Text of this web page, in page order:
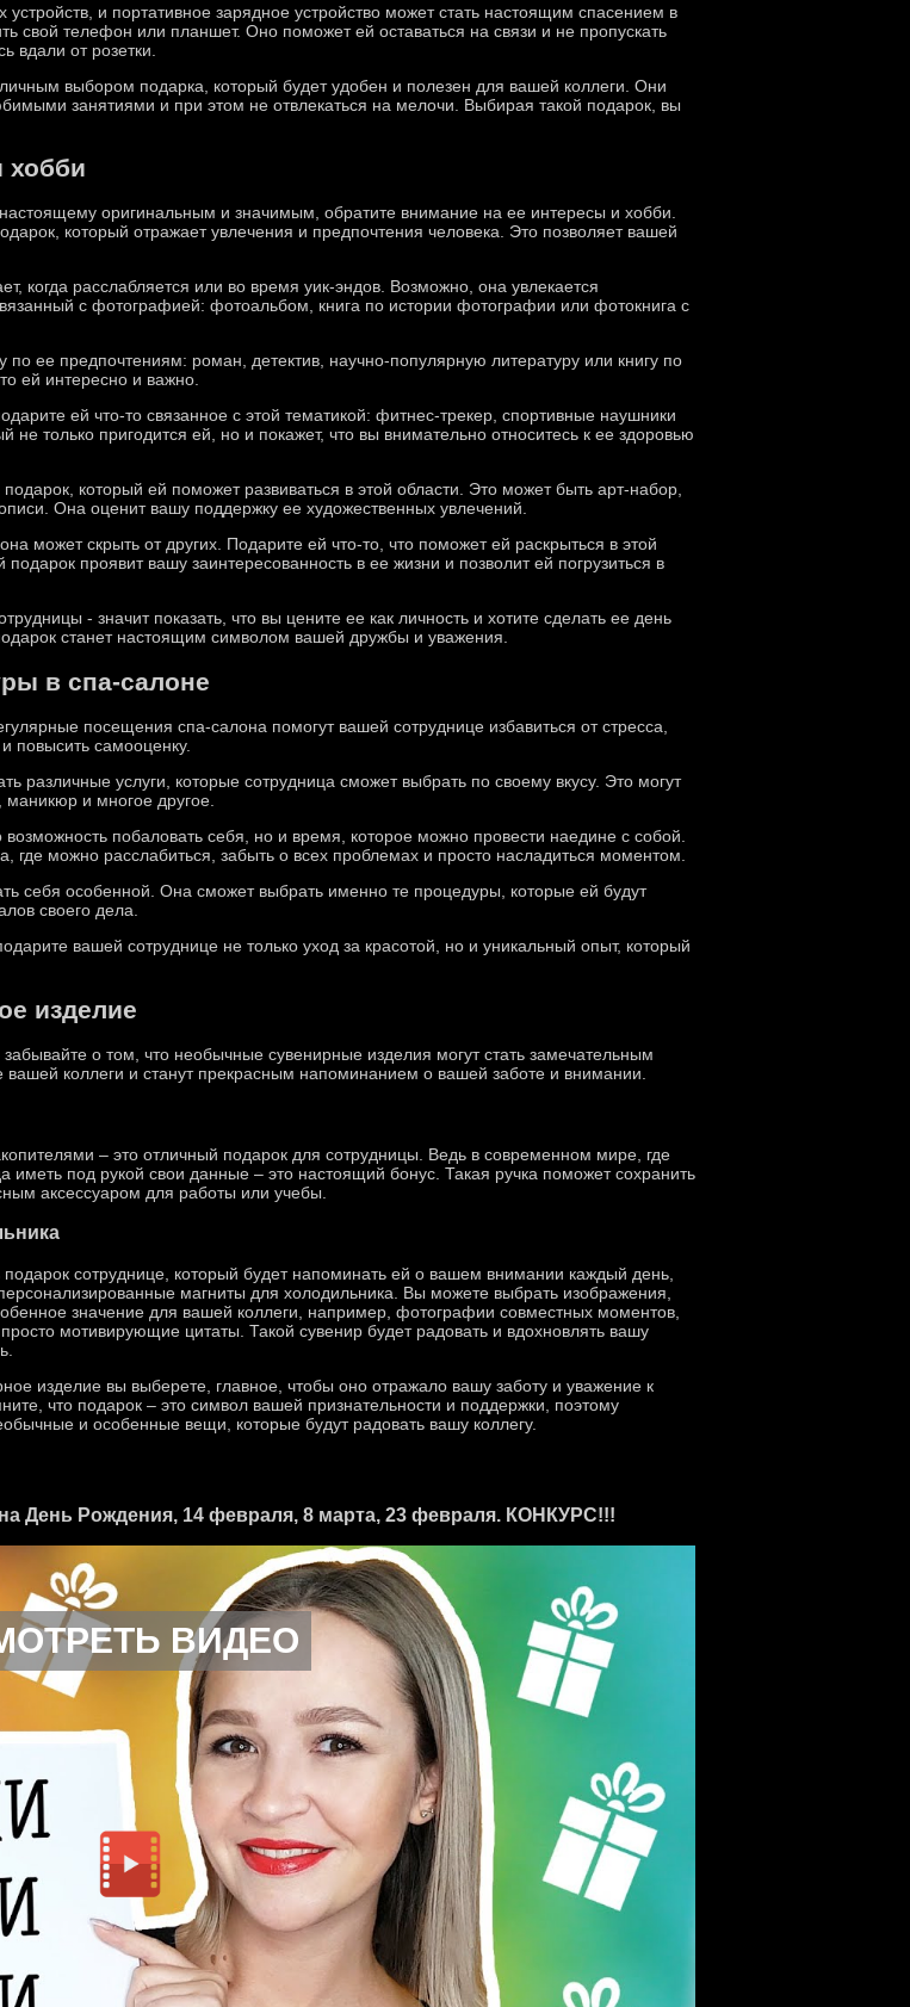
устройств, и портативное зарядное устройство может стать настоящим спасением в
свой телефон или планшет. Оно поможет ей оставаться на связи и не пропускать
вдали от розетки.
выбором подарка, который будет удобен и полезен для вашей коллеги. Они
занятиями и при этом не отвлекаться на мелочи. Выбирая такой подарок, вы
хобби
оригинальным и значимым, обратите внимание на ее интересы и хобби.
который отражает увлечения и предпочтения человека. Это позволяет вашей
когда расслабляется или во время уик-эндов. Возможно, она увлекается
с фотографией: фотоальбом, книга по истории фотографии или фотокнига с
ее предпочтениям: роман, детектив, научно-популярную литературу или книгу по
ей интересно и важно.
ей что-то связанное с этой тематикой: фитнес-трекер, спортивные наушники
только пригодится ей, но и покажет, что вы внимательно относитесь к ее здоровью
который ей поможет развиваться в этой области. Это может быть арт-набор,
Она оценит вашу поддержку ее художественных увлечений.
может скрыть от других. Подарите ей что-то, что поможет ей раскрыться в этой
проявит вашу заинтересованность в ее жизни и позволит ей погрузиться в
- значит показать, что вы цените ее как личность и хотите сделать ее день
станет настоящим символом вашей дружбы и уважения.
в спа-салоне
посещения спа-салона помогут вашей сотруднице избавиться от стресса,
повысить самооценку.
различные услуги, которые сотрудница сможет выбрать по своему вкусу. Это могут
и многое другое.
побаловать себя, но и время, которое можно провести наедине с собой.
где можно расслабиться, забыть о всех проблемах и просто насладиться моментом.
себя особенной. Она сможет выбрать именно те процедуры, которые ей будут
своего дела.
вашей сотруднице не только уход за красотой, но и уникальный опыт, который
изделие
о том, что необычные сувенирные изделия могут стать замечательным
вашей коллеги и станут прекрасным напоминанием о вашей заботе и внимании.
– это отличный подарок для сотрудницы. Ведь в современном мире, где
иметь под рукой свои данные – это настоящий бонус. Такая ручка поможет сохранить
аксессуаром для работы или учебы.
подарок сотруднице, который будет напоминать ей о вашем внимании каждый день,
магниты для холодильника. Вы можете выбрать изображения,
значение для вашей коллеги, например, фотографии совместных моментов,
мотивирующие цитаты. Такой сувенир будет радовать и вдохновлять вашу
изделие вы выберете, главное, чтобы оно отражало вашу заботу и уважение к
что подарок – это символ вашей признательности и поддержки, поэтому
и особенные вещи, которые будут радовать вашу коллегу.
Рождения, 14 февраля, 8 марта, 23 февраля. КОНКУРС!!!
ВИДЕО